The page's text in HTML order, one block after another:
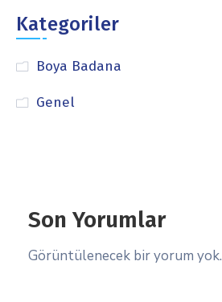
Kategoriler
Boya Badana
Genel
Son Yorumlar
Görüntülenecek bir yorum yok.